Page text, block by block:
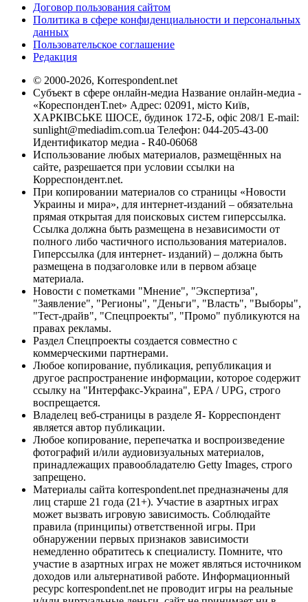
Договор пользования сайтом
Политика в сфере конфиденциальности и персональных
данных
Пользовательское соглашение
Редакция
© 2000-2026, Korrespondent.net
Субъект в сфере онлайн-медиа Название онлайн-медиа -
«КореспонденТ.net» Адрес: 02091, місто Київ,
ХАРКІВСЬКЕ ШОСЕ, будинок 172-Б, офіс 208/1 E-mail:
sunlight@mediadim.com.ua Телефон: 044-205-43-00
Идентификатор медиа - R40-06068
Использование любых материалов, размещённых на
сайте, разрешается при условии ссылки на
Корреспондент.net.
При копировании материалов со страницы «Новости
Украины и мира», для интернет-изданий – обязательна
прямая открытая для поисковых систем гиперссылка.
Ссылка должна быть размещена в независимости от
полного либо частичного использования материалов.
Гиперссылка (для интернет- изданий) – должна быть
размещена в подзаголовке или в первом абзаце
материала.
Новости с пометками "Мнение", "Экспертиза",
"Заявление", "Регионы", "Деньги", "Власть", "Выборы",
"Тест-драйв", "Спецпроекты", "Промо" публикуются на
правах рекламы.
Раздел Спецпроекты создается совместно с
коммерческими партнерами.
Любое копирование, публикация, републикация и
другое распространение информации, которое содержит
ссылку на "Интерфакс-Украина", EPA / UPG, строго
воспрещается.
Владелец веб-страницы в разделе Я- Корреспондент
является автор публикации.
Любое копирование, перепечатка и воспроизведение
фотографий и/или аудиовизуальных материалов,
принадлежащих правообладателю Getty Images, строго
запрещено.
Материалы сайта korrespondent.net предназначены для
лиц старше 21 года (21+). Участие в азартных играх
может вызвать игровую зависимость. Соблюдайте
правила (принципы) ответственной игры. При
обнаружении первых признаков зависимости
немедленно обратитесь к специалисту. Помните, что
участие в азартных играх не может являться источником
доходов или альтернативой работе. Информационный
ресурс korrespondent.net не проводит игры на реальные